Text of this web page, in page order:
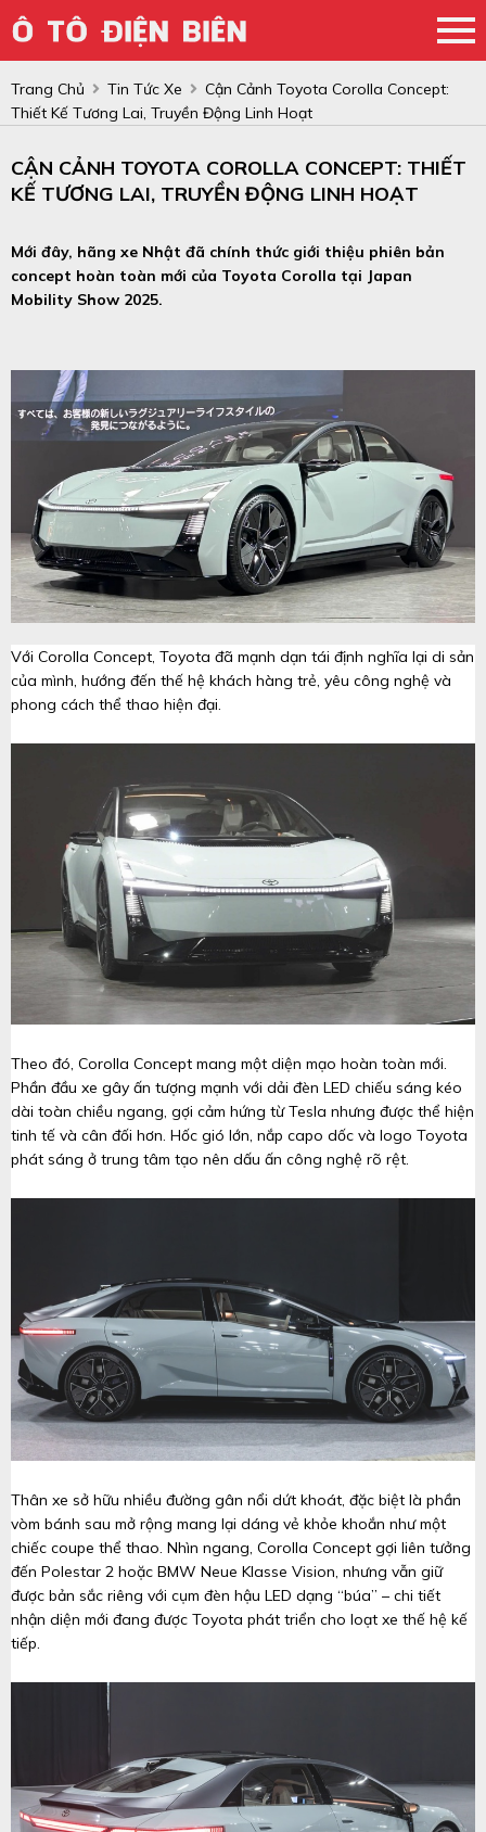
Trang Chủ Tin Tức Xe
Cận Cảnh Toyota Corolla Concept:
Thiết Kế Tương Lai, Truyền Động Linh Hoạt
CẬN CẢNH TOYOTA COROLLA CONCEPT: THIẾT
KẾ TƯƠNG LAI, TRUYỀN ĐỘNG LINH HOẠT
Mới đây, hãng xe Nhật đã chính thức giới thiệu phiên bản
concept hoàn toàn mới của Toyota Corolla tại Japan
Mobility Show 2025.
Với Corolla Concept, Toyota đã mạnh dạn tái định nghĩa lại di sản
của mình, hướng đến thế hệ khách hàng trẻ, yêu công nghệ và
phong cách thể thao hiện đại.
Theo đó, Corolla Concept mang một diện mạo hoàn toàn mới.
Phần đầu xe gây ấn tượng mạnh với dải đèn LED chiếu sáng kéo
dài toàn chiều ngang, gợi cảm hứng từ Tesla nhưng được thể hiện
tinh tế và cân đối hơn. Hốc gió lớn, nắp capo dốc và logo Toyota
phát sáng ở trung tâm tạo nên dấu ấn công nghệ rõ rệt.
Thân xe sở hữu nhiều đường gân nổi dứt khoát, đặc biệt là phần
vòm bánh sau mở rộng mang lại dáng vẻ khỏe khoắn như một
chiếc coupe thể thao. Nhìn ngang, Corolla Concept gợi liên tưởng
đến Polestar 2 hoặc BMW Neue Klasse Vision, nhưng vẫn giữ
được bản sắc riêng với cụm đèn hậu LED dạng “búa” – chi tiết
nhận diện mới đang được Toyota phát triển cho loạt xe thế hệ kế
tiếp.